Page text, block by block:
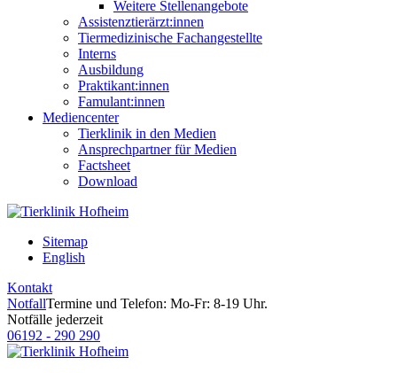
Weitere Stellenangebote
Assistenztierärzt:innen
Tiermedizinische Fachangestellte
Interns
Ausbildung
Praktikant:innen
Famulant:innen
Mediencenter
Tierklinik in den Medien
Ansprechpartner für Medien
Factsheet
Download
Sitemap
English
Kontakt
NotfallTermine und Telefon: Mo-Fr: 8-19 Uhr.
Notfälle jederzeit
06192 - 290 290